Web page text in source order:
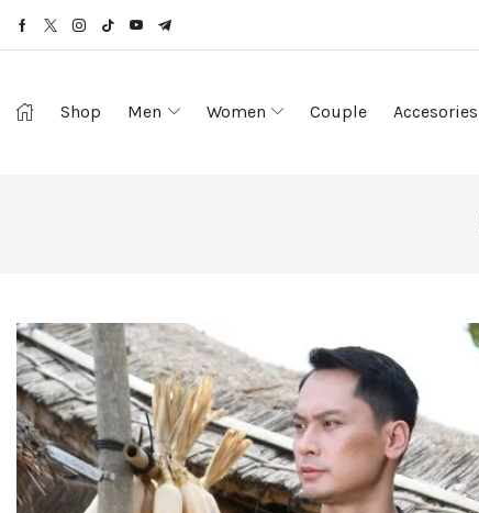
Shop Men Women Couple Accesories